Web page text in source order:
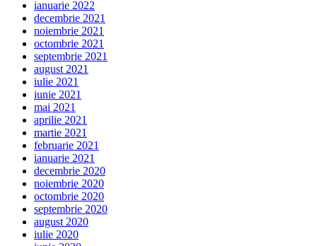
ianuarie 2022
decembrie 2021
noiembrie 2021
octombrie 2021
septembrie 2021
august 2021
iulie 2021
iunie 2021
mai 2021
aprilie 2021
martie 2021
februarie 2021
ianuarie 2021
decembrie 2020
noiembrie 2020
octombrie 2020
septembrie 2020
august 2020
iulie 2020